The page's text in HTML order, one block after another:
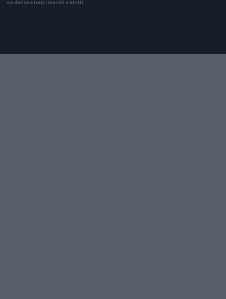
ne detiene tutti i marchi e diritti.